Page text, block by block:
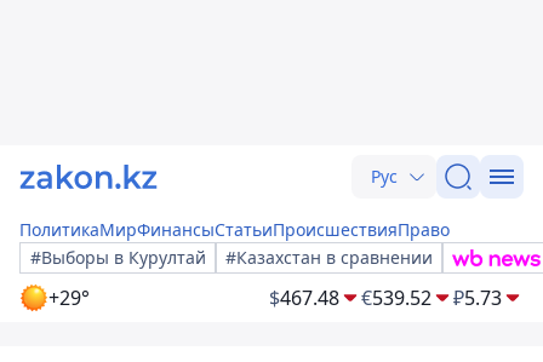
Рус
ПолитикаМирФинансыСтатьиПроисшествияПраво
#Выборы в Курултай
#Казахстан в сравнении
+29° $467.48 €539.52 ₽5.73